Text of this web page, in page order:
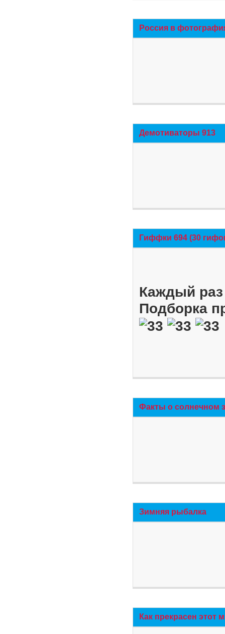
Россия в
Демотиваторы 913
Гиффки 694 (30
Каждый
Подборка
Факты о солнечном
Зимняя рыбалка
Как прекрасен этот